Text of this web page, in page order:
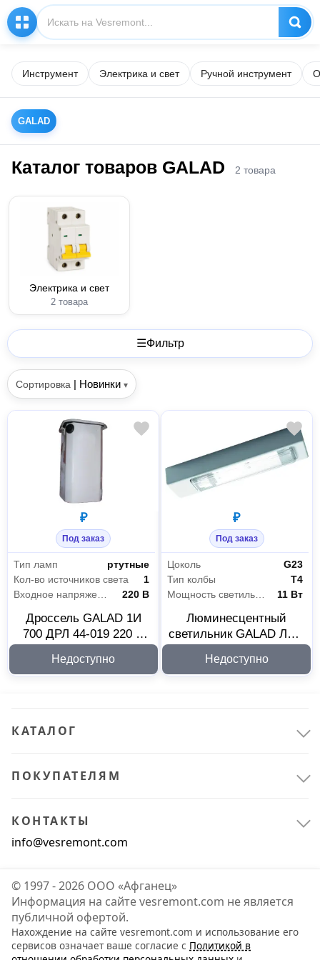
Инструмент Электрика и свет Ручной инструмент
GALAD
Каталог товаров GALAD 2 товара
Электрика и свет
2 товара
☰Фильтр
Сортировка | Новинки ▾
₽
Под заказ
Тип ламп
ртутные
Кол-во источников света
1
220 В
Дроссель GALAD 1И
700 ДРЛ 44-019 220 В
Недоступно
₽
Под заказ
Цоколь
G23
Тип колбы
T4
Мощность светильника
11 Вт
Люминесцентный
светильник GALAD ЛПО
Недоступно
КАТАЛОГ
ПОКУПАТЕЛЯМ
КОНТАКТЫ
info@vesremont.com
© 1997 - 2026 ООО «Афганец»
Информация на сайте vesremont.com не является
публичной офертой.
Нахождение на сайте vesremont.com и использование его
сервисов означает ваше согласие с Политикой в